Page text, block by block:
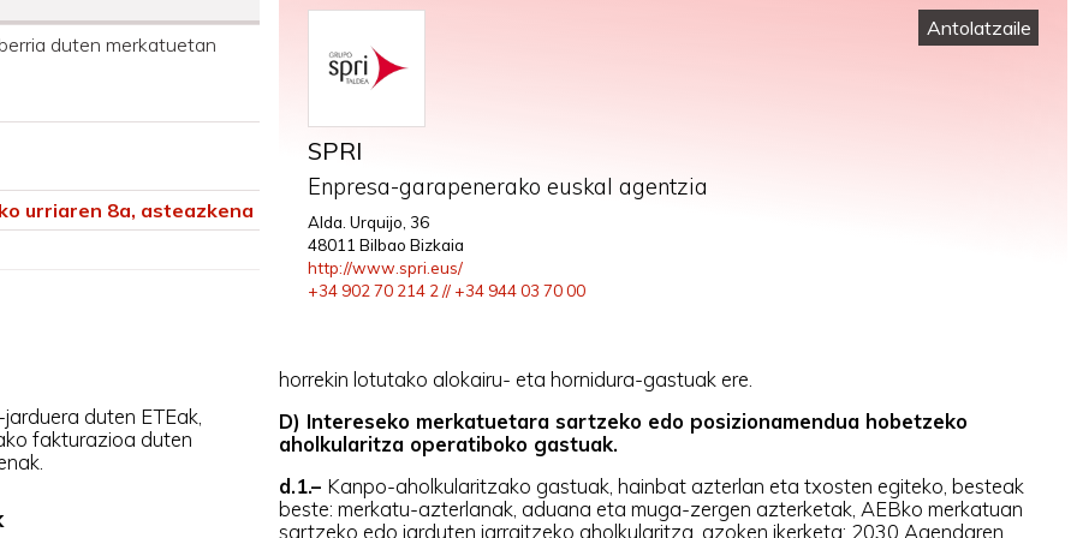
duten merkatuetan
urriaren 8a, asteazkena
Antolatzaile
SPRI
Enpresa-garapenerako euskal agentzia
Alda. Urquijo, 36
48011 Bilbao Bizkaia
http://www.spri.eus/
+34 902 70 214 2 // +34 944 03 70 00
duten ETEak,
fakturazioa duten
horrekin lotutako alokairu- eta hornidura-gastuak ere.
D) Intereseko merkatuetara sartzeko edo posizionamendua hobetzeko
aholkularitza operatiboko gastuak.
d.1.– Kanpo-aholkularitzako gastuak, hainbat azterlan eta txosten egiteko, besteak
beste: merkatu-azterlanak, aduana eta muga-zergen azterketak, AEBko merkatuan
sartzeko edo jarduten jarraitzeko aholkularitza, azoken ikerketa; 2030 Agendaren